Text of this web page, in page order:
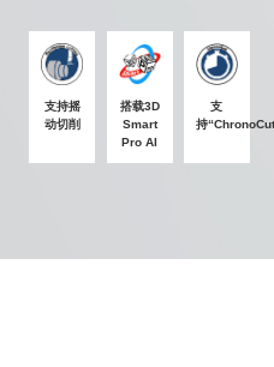
支持摇
动切削
搭载3D
Smart
Pro AI
支
持